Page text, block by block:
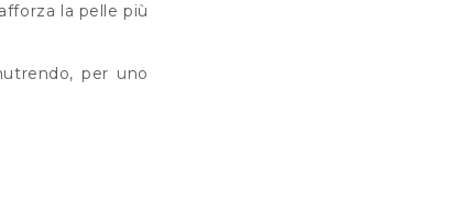
la pelle più
per uno